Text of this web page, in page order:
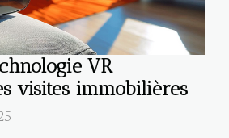
VR
visites immobilières